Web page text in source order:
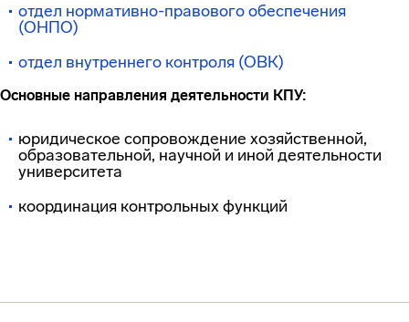
отдел нормативно-правового обеспечения
(ОНПО)
отдел внутреннего контроля (ОВК)
Основные направления деятельности КПУ:
юридическое сопровождение хозяйственной,
образовательной, научной и иной деятельности
университета
координация контрольных функций